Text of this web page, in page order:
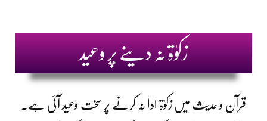
زکوٰۃ نہ دینے پر وعید
قرآن و حدیث میں زکوٰۃ ادا نہ کرنے پر سخت وعید آئی ہے۔